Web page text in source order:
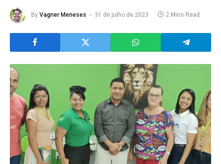
By Vagner Meneses 31 de julho de 2023 2 Mins Read